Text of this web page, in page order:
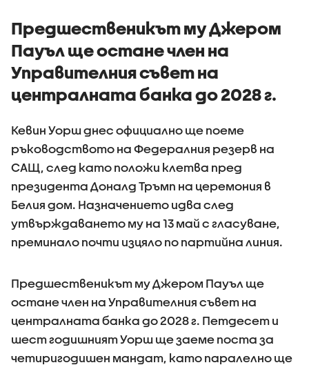
Предшественикът му Джером
Пауъл ще остане член на
Управителния съвет на
централната банка до 2028 г.
Кевин Уорш днес официално ще поеме
ръководството на Федералния резерв на
САЩ, след като положи клетва пред
президента Доналд Тръмп на церемония в
Белия дом. Назначението идва след
утвърждаването му на 13 май с гласуване,
преминало почти изцяло по партийна линия.
Предшественикът му Джером Пауъл ще
остане член на Управителния съвет на
централната банка до 2028 г. Петдесет и
шест годишният Уорш ще заеме поста за
четиригодишен мандат, като паралелно ще